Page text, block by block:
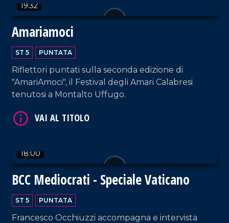
19:32
Amariamoci
ST 5 PUNTATA
Riflettori puntati sulla seconda edizione di
"AmariAmoci", il Festival degli Amari Calabresi
tenutosi a Montalto Uffugo.
18:00
BCC Mediocrati - Speciale Vaticano
ST 5 PUNTATA
Francesco Occhiuzzi accompagna e intervista
VAI AL TITOLO